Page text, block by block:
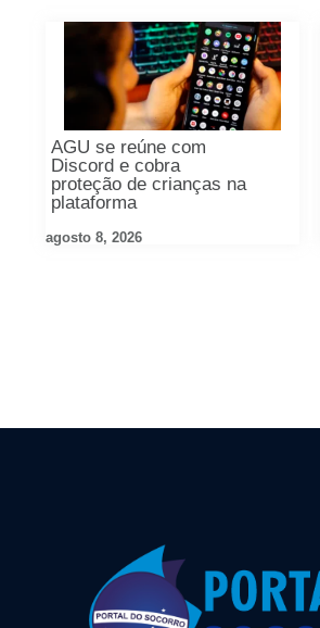
AGU se reúne com
Discord e cobra
proteção de crianças na
plataforma
agosto 8, 2026